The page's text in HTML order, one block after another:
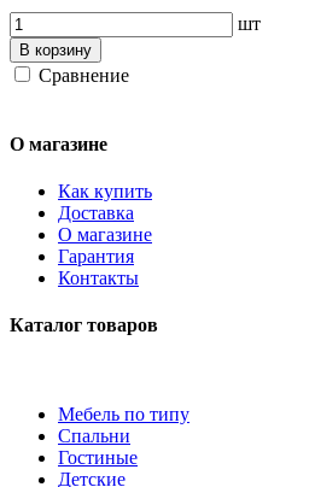
шт
В корзину
Сравнение
О магазине
Как купить
Доставка
О магазине
Гарантия
Контакты
Каталог товаров
Мебель по типу
Спальни
Гостиные
Детские